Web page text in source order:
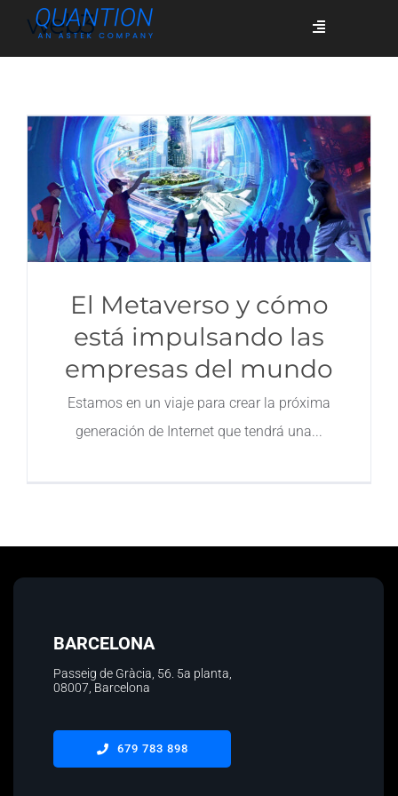
Toggle
Quiénes somos
Casos de éxito
Contacto
web3
El Metaverso y cómo
está impulsando las
empresas del mundo
Estamos en un viaje para crear la próxima
generación de Internet que tendrá una
BARCELONA
Passeig de Gràcia, 56. 5a planta
08007, Barcelona
679 783 898